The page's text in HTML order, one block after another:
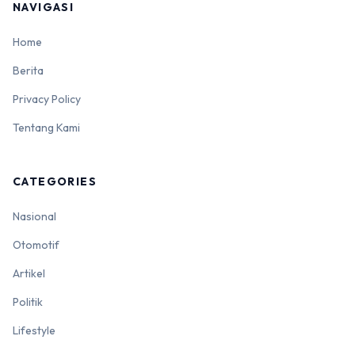
NAVIGASI
Home
Berita
Privacy Policy
Tentang Kami
CATEGORIES
Nasional
Otomotif
Artikel
Politik
Lifestyle